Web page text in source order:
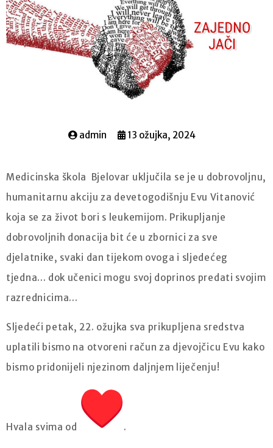
admin 13 ožujka, 2024
Medicinska škola Bjelovar uključila se je u dobrovoljnu,
humanitarnu akciju za devetogodišnju Evu Vitanović
koja se za život bori s leukemijom. Prikupljanje
dobrovoljnih donacija bit će u zbornici za sve
djelatnike, svaki dan tijekom ovoga i sljedećeg
tjedna... dok učenici mogu svoj doprinos predati svojim
razrednicima...
Sljedeći petak, 22. ožujka sva prikupljena sredstva
uplatili bismo na otvoreni račun za djevojčicu Evu kako
bismo pridonijeli njezinom daljnjem liječenju!
Hvala svima od .